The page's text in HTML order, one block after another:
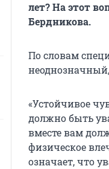
лет? На этот
Бердникова.
По словам
«Устойчивое
должно быть
вместе вам
физическое
означает, что